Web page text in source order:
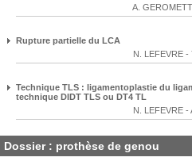
A.
Rupture partielle du LCA
N. LEFEVRE -
Technique TLS : ligamentoplastie du
technique DIDT TLS ou DT4 TL
N. LEFEVRE -
Dossier : prothèse de genou